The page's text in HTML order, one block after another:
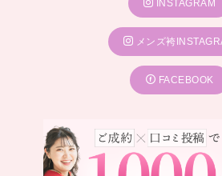
INSTAGRAM
メンズ袴
FACEBOOK